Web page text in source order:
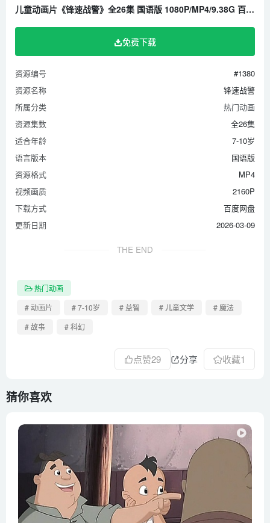
儿童动画片《锋速战警》全26集 国语版 1080P/MP4/9.38G 百度云网盘下载
免费下载
资源编号
#1380
资源名称
锋速战警
所属分类
热门动画
资源集数
全26集
适合年龄
7-10岁
语言版本
国语版
资源格式
MP4
视频画质
2160P
下载方式
百度网盘
更新日期
2026-03-09
THE END
热门动画
# 动画片
# 7-10岁 # 益智 # 儿童文学
# 魔法
# 故事
# 科幻
点赞29 分享 收藏1
猜你喜欢